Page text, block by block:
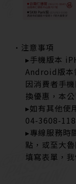
•注意事項
▸手機版本
Android版本
因消費者手
換優惠，本
▸如有其他使
04-3608-
▸專線服務時
點，或至大
填寫表單，